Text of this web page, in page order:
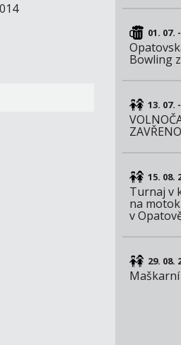
01. 07.
Bowling
13. 07.
ZAVŘENO
15. 08.
Turnaj v
na
v
29. 08.